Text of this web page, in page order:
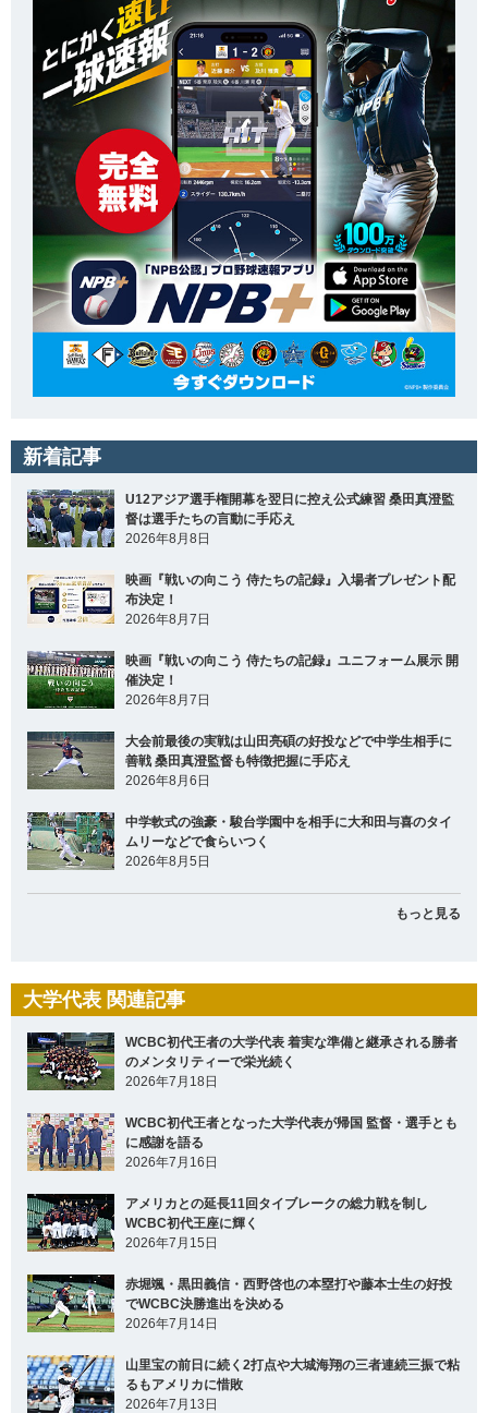
新着記事
U12アジア選手権開幕を翌日に控え公式練習 桑田真澄監
督は選手たちの言動に手応え
2026年8月8日
映画『戦いの向こう 侍たちの記録』入場者プレゼント配
布決定！
2026年8月7日
映画『戦いの向こう 侍たちの記録』ユニフォーム展示 開
催決定！
2026年8月7日
大会前最後の実戦は山田亮碩の好投などで中学生相手に
善戦 桑田真澄監督も特徴把握に手応え
2026年8月6日
中学軟式の強豪・駿台学園中を相手に大和田与喜のタイ
ムリーなどで食らいつく
2026年8月5日
もっと見る
大学代表 関連記事
WCBC初代王者の大学代表 着実な準備と継承される勝者
のメンタリティーで栄光続く
2026年7月18日
WCBC初代王者となった大学代表が帰国 監督・選手とも
に感謝を語る
2026年7月16日
アメリカとの延長11回タイブレークの総力戦を制し
WCBC初代王座に輝く
2026年7月15日
赤堀颯・黒田義信・西野啓也の本塁打や藤本士生の好投
でWCBC決勝進出を決める
2026年7月14日
山里宝の前日に続く2打点や大城海翔の三者連続三振で粘
るもアメリカに惜敗
2026年7月13日